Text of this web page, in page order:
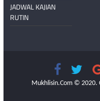
JADWAL KAJIAN
RUTIN
Mukhlisin.Com © 2020.